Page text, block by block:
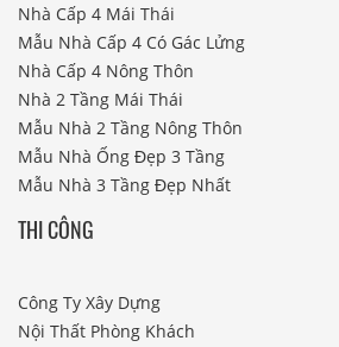
Nhà Cấp 4 Mái Thái
Mẫu Nhà Cấp 4 Có Gác Lửng
Nhà Cấp 4 Nông Thôn
Nhà 2 Tầng Mái Thái
Mẫu Nhà 2 Tầng Nông Thôn
Mẫu Nhà Ống Đẹp 3 Tầng
Mẫu Nhà 3 Tầng Đẹp Nhất
THI CÔNG
Công Ty Xây Dựng
Nội Thất Phòng Khách